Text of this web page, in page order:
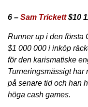
6 – Sam Trickett$10
Runner up i den första
$1 000 000 i inköp
för den karismatiske
Turneringsmässigt har
på senare tid och han
höga cash games.